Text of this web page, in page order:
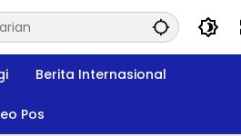
Berita Internasional
Pos